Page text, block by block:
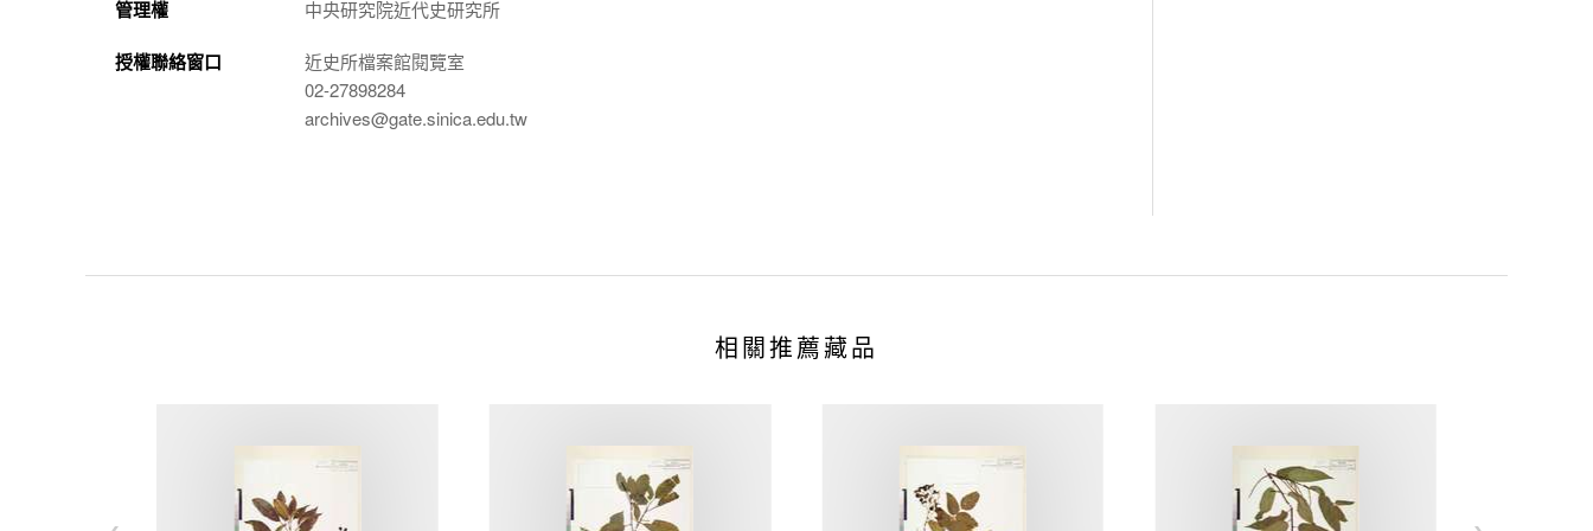
管理權 中央研究院近代史研究所
授權聯絡窗口
近史所檔案館閱覽室
02-27898284
archives@gate.sinica.edu.tw
相關推薦藏品